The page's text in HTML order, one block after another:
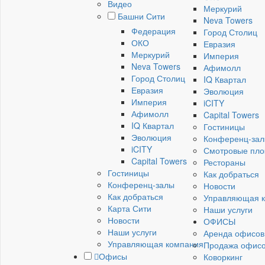
Видео
Башни Сити
Федерация
ОКО
Меркурий
Neva Towers
Город Столиц
Евразия
Империя
Афимолл
IQ Квартал
Эволюция
iCITY
Capital Towers
Гостиницы
Конференц-залы
Как добраться
Карта Сити
Новости
Наши услуги
Управляющая компания
Офисы
Меркурий
Neva Towers
Город Столиц
Евразия
Империя
Афимолл
IQ Квартал
Эволюция
iCITY
Capital Towers
Гостиницы
Конференц-
Смотровые
Рестораны
Как добраться
Новости
Управляющая
Наши услуги
ОФИСЫ
Аренда офисов
Продажа
Коворкинг